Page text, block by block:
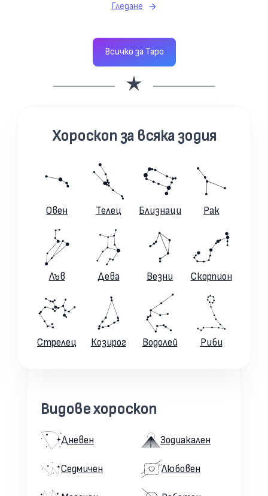
Гледане
Всичко за Таро
Хороскоп за всяка зодия
Овен Телец Близнаци Рак
Лъв Дева Везни Скорпион
Стрелец Козирог Водолей Риби
Видове хороскоп
Дневен
Седмичен
Зодиакален
Любовен